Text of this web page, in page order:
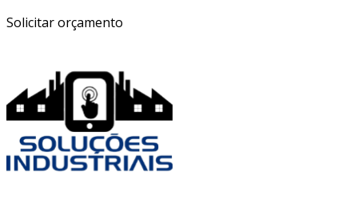
Solicitar orçamento